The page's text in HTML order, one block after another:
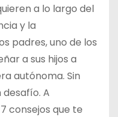
a lo largo del
y la
padres, uno de los
a sus hijos a
autónoma. Sin
A
consejos que te